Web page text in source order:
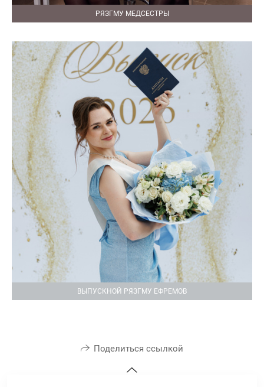
РЯЗГМУ МЕДСЕСТРЫ
ВЫПУСКНОЙ РЯЗГМУ ЕФРЕМОВ
Поделиться ссылкой